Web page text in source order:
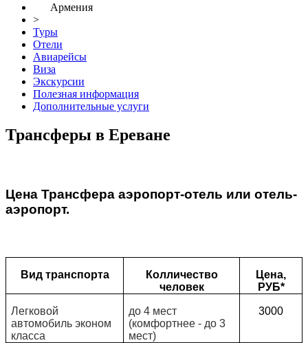
Армения
>
Туры
Отели
Авиарейсы
Виза
Экскурсии
Полезная информация
Дополнительные услуги
Трансферы в Ереване
Цена Трансфера аэропорт-отель или отель-
аэропорт.
Вид транспорта
Колличество
человек
Цена,
РУБ*
Легковой
автомобиль эконом
класса
до 4 мест
(комфортнее - до 3
мест)
3000